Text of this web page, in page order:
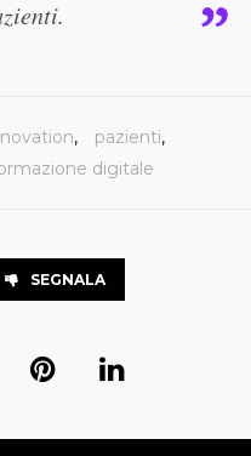
, pazienti,
digitale
SEGNALA